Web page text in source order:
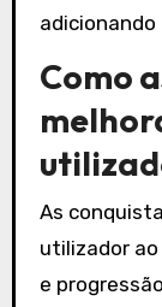
Como
As
utilizador
e